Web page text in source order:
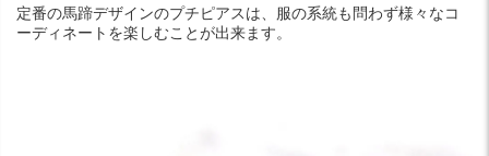
定番の馬蹄デザインのプチピアスは、服の系統も問わず様々なコ
ーディネートを楽しむことが出来ます。